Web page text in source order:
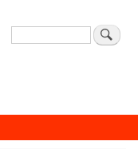
Zoeken